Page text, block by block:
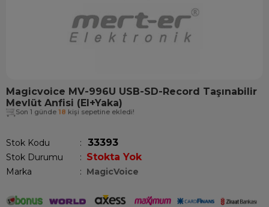
Magicvoice MV-996U USB-SD-Record Taşınabilir
Mevlüt Anfisi (El+Yaka)
Son 1 günde 18 kişi sepetine ekledi!
Stok Kodu 33393
Stok Durumu : Stokta Yok
Marka : MagicVoice